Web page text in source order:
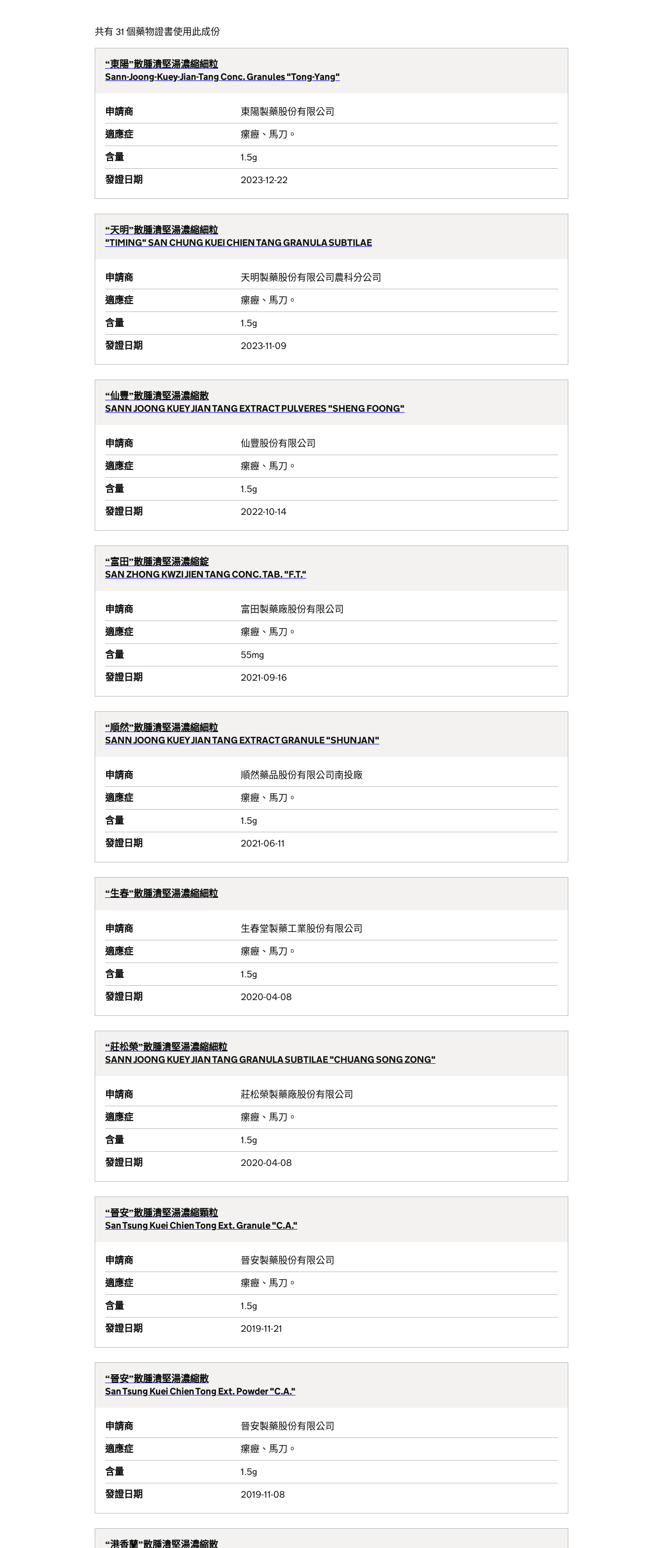
共有 31 個藥物證書使用此成份
“東陽”散腫潰堅湯濃縮細粒
Sann-Joong-Kuey-Jian-Tang Conc. Granules "Tong-Yang"
申請商
東陽製藥股份有限公司
適應症
瘰癧、馬刀。
含量
1.5g
發證日期
2023-12-22
“天明”散腫潰堅湯濃縮細粒
"TIMING" SAN CHUNG KUEI CHIEN TANG GRANULA SUBTILAE
申請商
天明製藥股份有限公司農科分公司
適應症
瘰癧、馬刀。
含量
1.5g
發證日期
2023-11-09
“仙豐”散腫潰堅湯濃縮散
SANN JOONG KUEY JIAN TANG EXTRACT PULVERES "SHENG FOONG"
申請商
仙豐股份有限公司
適應症
瘰癧、馬刀。
含量
1.5g
發證日期
2022-10-14
“富田”散腫潰堅湯濃縮錠
SAN ZHONG KWZI JIEN TANG CONC. TAB. "F.T."
申請商
富田製藥廠股份有限公司
適應症
瘰癧、馬刀。
含量
55mg
發證日期
2021-09-16
“順然”散腫潰堅湯濃縮細粒
SANN JOONG KUEY JIAN TANG EXTRACT GRANULE "SHUNJAN"
申請商
順然藥品股份有限公司南投廠
適應症
瘰癧、馬刀。
含量
1.5g
發證日期
2021-06-11
“生春”散腫潰堅湯濃縮細粒
申請商
生春堂製藥工業股份有限公司
適應症
瘰癧、馬刀。
含量
1.5g
發證日期
2020-04-08
“莊松榮”散腫潰堅湯濃縮細粒
SANN JOONG KUEY JIAN TANG GRANULA SUBTILAE "CHUANG SONG ZONG"
申請商
莊松榮製藥廠股份有限公司
適應症
瘰癧、馬刀。
含量
1.5g
發證日期
2020-04-08
“晉安”散腫潰堅湯濃縮顆粒
San Tsung Kuei Chien Tong Ext. Granule "C.A."
申請商
晉安製藥股份有限公司
適應症
瘰癧、馬刀。
含量
1.5g
發證日期
2019-11-21
“晉安”散腫潰堅湯濃縮散
San Tsung Kuei Chien Tong Ext. Powder "C.A."
申請商
晉安製藥股份有限公司
適應症
瘰癧、馬刀。
含量
1.5g
發證日期
2019-11-08
“港香蘭”散腫潰堅湯濃縮散